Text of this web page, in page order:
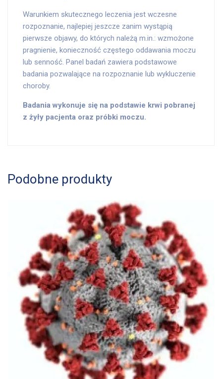
Warunkiem skutecznego leczenia jest wczesne
rozpoznanie, najlepiej jeszcze zanim wystąpią
pierwsze objawy, do których należą m.in.: wzmożone
pragnienie, konieczność częstego oddawania moczu
lub senność. Panel badań zawiera podstawowe
badania pozwalające na rozpoznanie lub wykluczenie
choroby.
Badania wykonuje się na podstawie krwi pobranej
z żyły pacjenta oraz próbki moczu.
Podobne produkty